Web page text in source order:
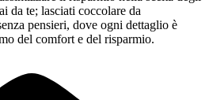
da te; lasciati coccolare da
pensieri, dove ogni dettaglio è
del comfort e del risparmio.